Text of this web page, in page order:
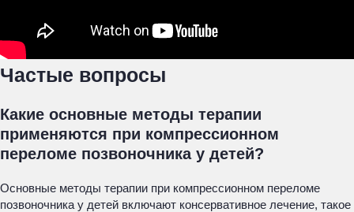
Частые вопросы
Какие основные методы терапии
применяются при компрессионном
переломе позвоночника у детей?
Основные методы терапии при компрессионном переломе
позвоночника у детей включают консервативное лечение, такое